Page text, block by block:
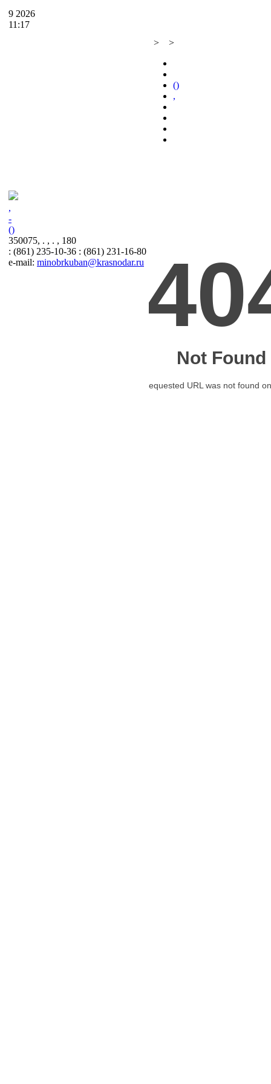
9 2026
11:17
,
-
()
350075, . , . , 180
: (861) 235-10-36 : (861) 231-16-80
e-mail: minobrkuban@krasnodar.ru
> >
()
,